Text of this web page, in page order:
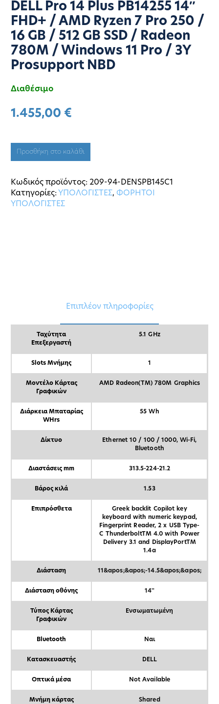
DELL Pro 14 Plus PB14255 14″
FHD+ / AMD Ryzen 7 Pro 250 /
16 GB / 512 GB SSD / Radeon
780M / Windows 11 Pro / 3Y
Prosupport NBD
Διαθέσιμο
1.455,00 €
Προσθήκη στο καλάθι
Κωδικός προϊόντος:209-94-DENSPB145C1
Κατηγορίες: ΥΠΟΛΟΓΙΣΤΕΣ, ΦΟΡΗΤΟΙ
ΥΠΟΛΟΓΙΣΤΕΣ
Επιπλέον πληροφορίες
Ταχύτητα
Επεξεργαστή
5.1 GHz
Slots Μνήμης 1
Μοντέλο Κάρτας
Γραφικών
AMD Radeon(TM) 780M Graphics
Διάρκεια Μπαταρίας
WHrs
55 Wh
Δίκτυο
Ethernet 10 / 100 / 1000, Wi-Fi,
Bluetooth
Διαστάσεις mm 313.5-224-21.2
Βάρος κιλά 1.53
Επιπρόσθετα
Greek backlit Copilot key
keyboard with numeric keypad,
Fingerprint Reader, 2 x USB Type-
C ThunderboltTM 4.0 with Power
Delivery 3.1 and DisplayPortTM
1.4a
Διάσταση 11&apos;&apos;-14.5&apos;&apos;
Διάσταση οθόνης 14''
Τύπος Κάρτας
Γραφικών
Ενσωματωμένη
Bluetooth Ναι
Κατασκευαστής DELL
Οπτικά μέσα Not Available
Μνήμη κάρτας Shared